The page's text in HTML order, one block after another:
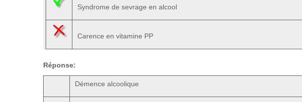
Syndrome de sevrage en alcool
Carence en vitamine PP
Réponse:
Démence alcoolique